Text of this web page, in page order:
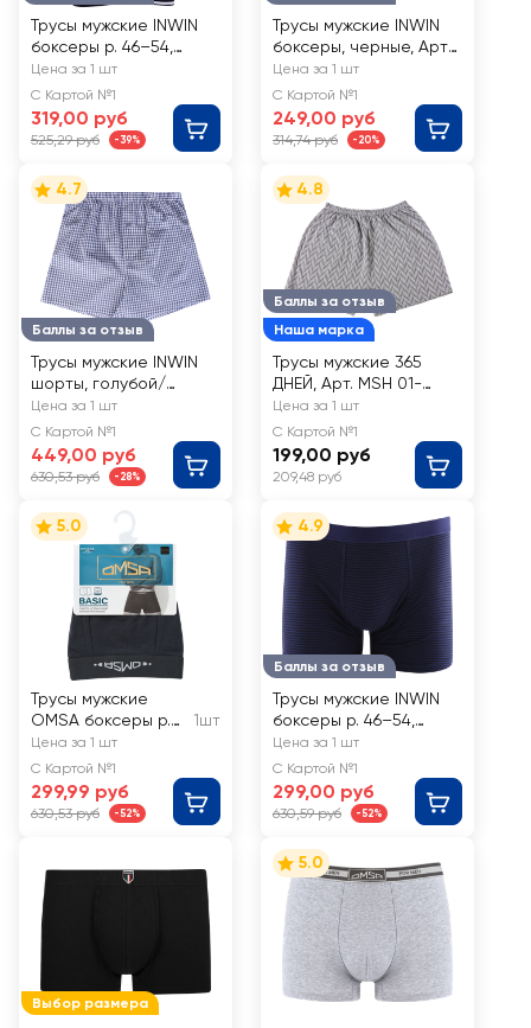
Трусы мужские INWIN
боксеры р. 46–54,
темно-синие, Арт. ATL-
24003-A
Цена за 1 шт
С Картой №1
319,00 руб
525,29 руб -39%
Трусы мужские INWIN
боксеры, черные, Арт.
R25101-4
Цена за 1 шт
С Картой №1
249,00 руб
314,74 руб -20%
Баллы за отзыв
4.7
Трусы мужские INWIN
шорты, голубой/
белый, Арт. ATL-
24008/ATL- 24008-U
Цена за 1 шт
С Картой №1
449,00 руб
630,53 руб -28%
Баллы за отзыв
Наша марка
4.8
Трусы мужские 365
ДНЕЙ, Арт. MSH 01-
030-1
Цена за 1 шт
С Картой №1
199,00 руб
209,48 руб
5.0
Трусы мужские
OMSA боксеры р.
46–54, аntracite,
blu, Арт. 1234-1
1шт
Цена за 1 шт
С Картой №1
299,99 руб
630,53 руб -52%
Баллы за отзыв
4.9
Трусы мужские INWIN
боксеры р. 46–54,
темно-синий/черный,
Арт. ATL-24005-A
Цена за 1 шт
С Картой №1
299,00 руб
630,59 руб -52%
Выбор размера
5.0